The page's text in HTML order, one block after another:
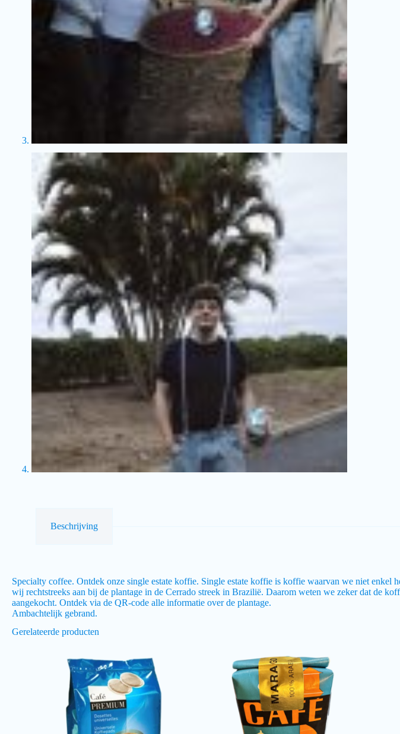
Beschrijving
Specialty coffee. Ontdek onze single estate koffie. Single estate koffie is koffie waarvan we niet enkel
wij rechtstreeks aan bij de plantage in de Cerrado streek in Brazilië. Daarom weten we zeker dat de
aangekocht. Ontdek via de QR-code alle informatie over de plantage.
Ambachtelijk gebrand.
Gerelateerde producten